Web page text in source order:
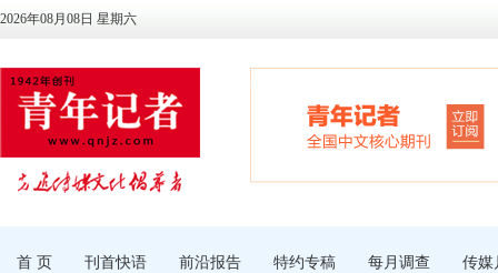
2026年08月08日 星期六
首 页 刊首快语 前沿报告 特约专稿 每月调查 传媒